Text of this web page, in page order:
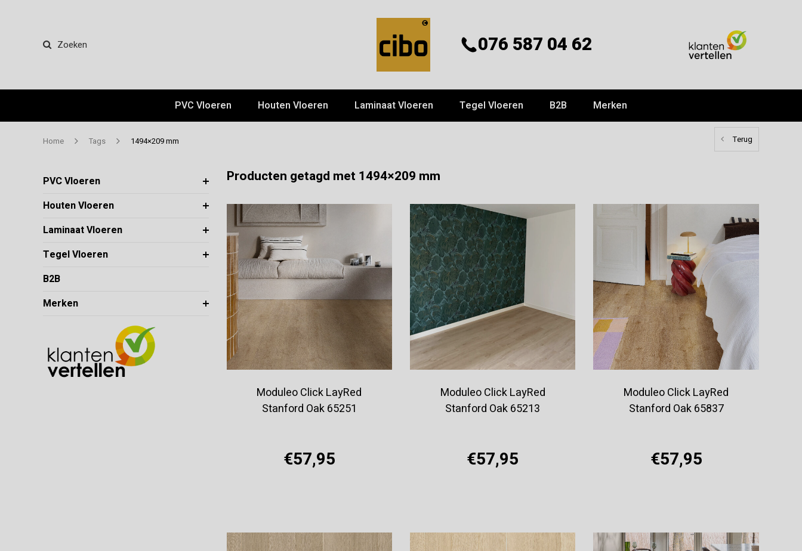
Zoeken 076 587 04 62
PVC Vloeren Houten Vloeren Laminaat Vloeren Tegel Vloeren B2B Merken
Home Tags 1494×209 mm Terug
PVC Vloeren
Houten Vloeren
Laminaat Vloeren
Tegel Vloeren
B2B
Merken
Producten getagd met 1494×209 mm
Moduleo Click LayRed
Stanford Oak 65251
€57,95
Moduleo Click LayRed
Stanford Oak 65213
€57,95
Moduleo Click LayRed
Stanford Oak 65837
€57,95